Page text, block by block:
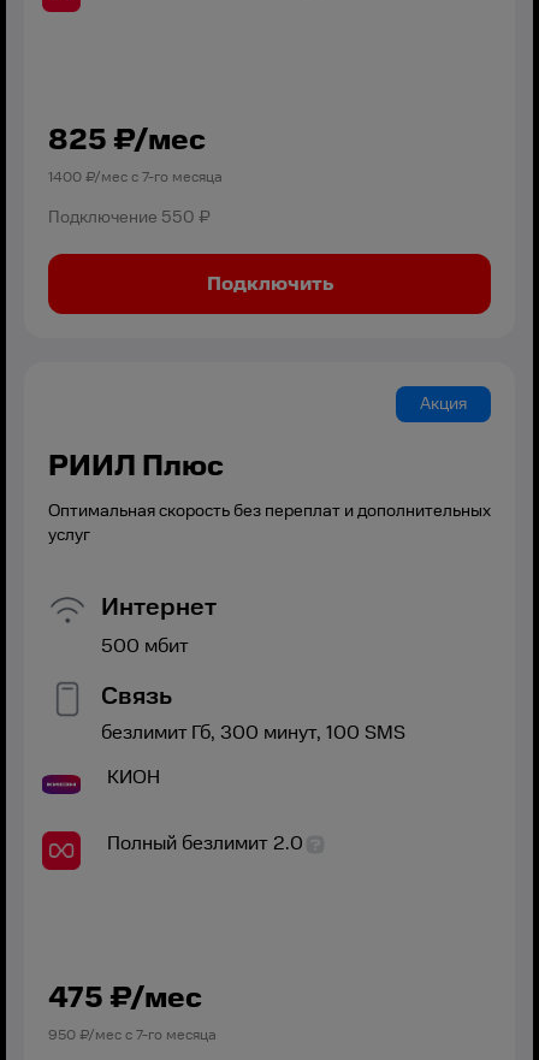
825 ₽/мес
1400₽/мес с7-го месяца
Подключение 550 ₽
Подключить
Акция
РИИЛ Плюс
Оптимальная скорость без переплат и дополнительных
услуг
Интернет
500 мбит
Связь
безлимитГб, 300 минут, 100 SMS
КИОН
Полный безлимит 2.0
475 ₽/мес
950₽/мес с7-го месяца